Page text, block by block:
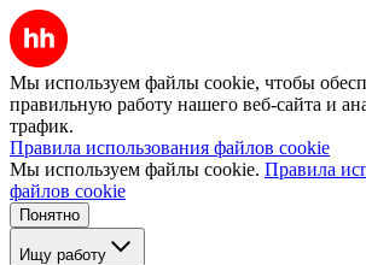
Мы используем файлы cookie, чтобы
правильную работу нашего веб-сайта и
трафик.
Правила использования файлов cookie
Мы используем файлы cookie. Правила
файлов cookie
Понятно
Ищу работу